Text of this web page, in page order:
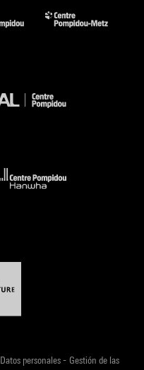
Datos personales- Gestión de las